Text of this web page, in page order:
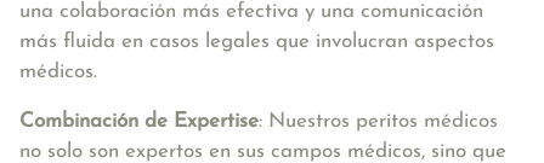
una colaboración más efectiva y una comunicación
más fluida en casos legales que involucran aspectos
médicos.
Combinación de Expertise: Nuestros peritos médicos
no solo son expertos en sus campos médicos, sino que